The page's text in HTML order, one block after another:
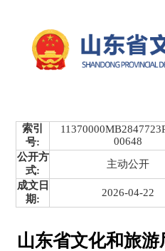
索引
号:
00648
公开方
式:
主动公开
成文日
期:
2026-04-22
山东省文化和旅